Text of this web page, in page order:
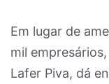
Em lugar de
mil
Lafer Piva, dá